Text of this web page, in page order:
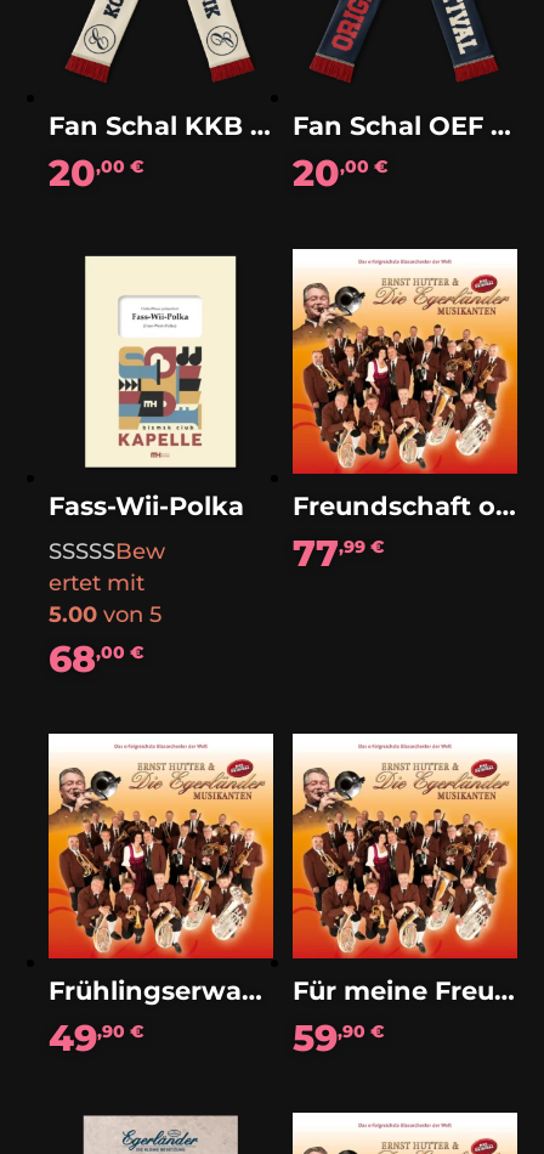
Fan Schal KKB 26
20,00€
Fan Schal OEF 26
20,00 €
Fass-Wii-Polka
Bew
ertet mit
5.00 von 5
68,00€
Freundschaft ohne Grenzen (Polka)
77,99 €
Frühlingserwachen (Walzer)
49,90€
Für meine Freunde (Solo Tenorhorn)
59,90 €